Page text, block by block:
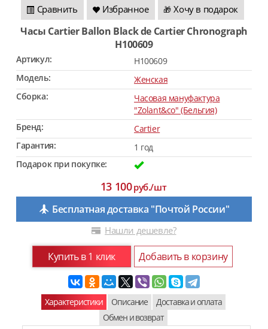
Сравнить Избранное 🎁 Хочу в подарок
Часы Cartier Ballon Black de Cartier Chronograph
H100609
Артикул:
H100609
Модель:
Женская
Сборка:
Часовая мануфактура
"Zolant&co" (Бельгия)
Бренд:
Cartier
Гарантия:
1 год
Подарок при покупке:
13 100руб./шт
Бесплатная доставка "Почтой России"
Нашли дешевле?
Купить в 1 клик Добавить в корзину
Характеристики Описание
Доставка и оплата
Обмен и возврат